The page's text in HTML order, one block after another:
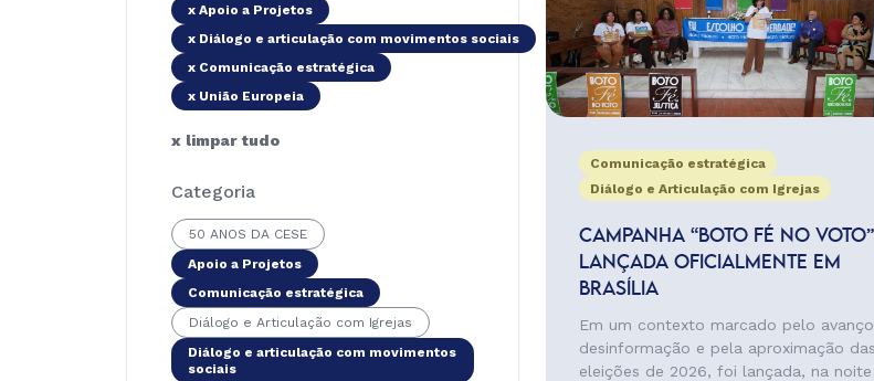
x Apoio a Projetos
x Diálogo e articulação com movimentos sociais
x Comunicação estratégica
x União Europeia
x limpar tudo
Categoria
50 ANOS DA CESE
Apoio a Projetos
Comunicação estratégica
Diálogo e Articulação com Igrejas
Diálogo e articulação com movimentos
sociais
Comunicação estratégica
Diálogo e Articulação com Igrejas
CAMPANHA “BOTO FÉ NO
LANÇADA OFICIALMENTE EM
BRASÍLIA
Em um contexto marcado pelo
desinformação e pela aproximação das
eleições de 2026, foi lançada, na